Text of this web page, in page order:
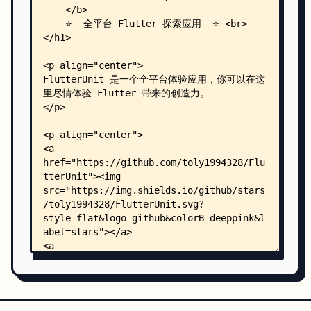
    │   │       │   │       └── toly1994/
│   │       │   │           └──
│   │       │   │               └──
    │   │       │       ├── drawable/
│   │       │       │   └──
    │   │       │       ├── drawable-v21/
│   │       │       │   └──
    │   │       │       │   └── styles.xml
    │   │       │       └── values-night/
    │   │       │           └── styles.xml
    │   │       └── profile/
    │   │           └── AndroidManifest.xml
    │   └── gradle/
    │       └── wrapper/
    │           └── gradle-wrapper.properties
    ├── assets/
    │   ├── version.json
    │   ├── data/
    │   │   └── packages/